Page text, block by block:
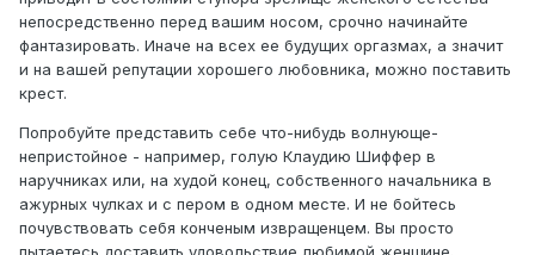
непосредственно перед вашим носом, срочно начинайте
фантазировать. Иначе на всех ее будущих оргазмах, а значит
и на вашей репутации хорошего любовника, можно поставить
крест.
Попробуйте представить себе что-нибудь волнующе-
непристойное - например, голую Клаудию Шиффер в
наручниках или, на худой конец, собственного начальника в
ажурных чулках и с пером в одном месте. И не бойтесь
почувствовать себя конченым извращенцем. Вы просто